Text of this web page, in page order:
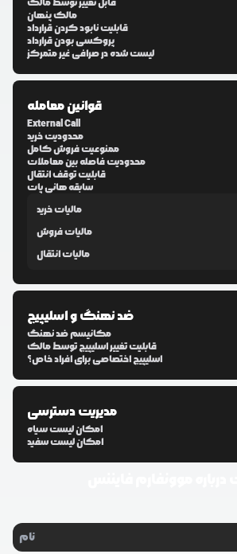
مالک پنهان
قابلیت نابود کردن قرارداد
پروکسی بودن قرارداد
لیست شده در صرافی غیر متمرکز
قوانین معامله
External Call
محدودیت خرید
ممنوعیت فروش کامل
محدودیت فاصله بین معاملات
قابلیت توقف انتقال
سابقه هانی پات
مالیات خرید
مالیات فروش
مالیات انتقال
ضد نهنگ و اسلیپیج
مکانیسم ضد نهنگ
قابلیت تغییر اسلیپیج توسط مالک
اسلیپیج اختصاصی برای افراد خاص؟
مدیریت دسترسی
امکان لیست سیاه
امکان لیست سفید